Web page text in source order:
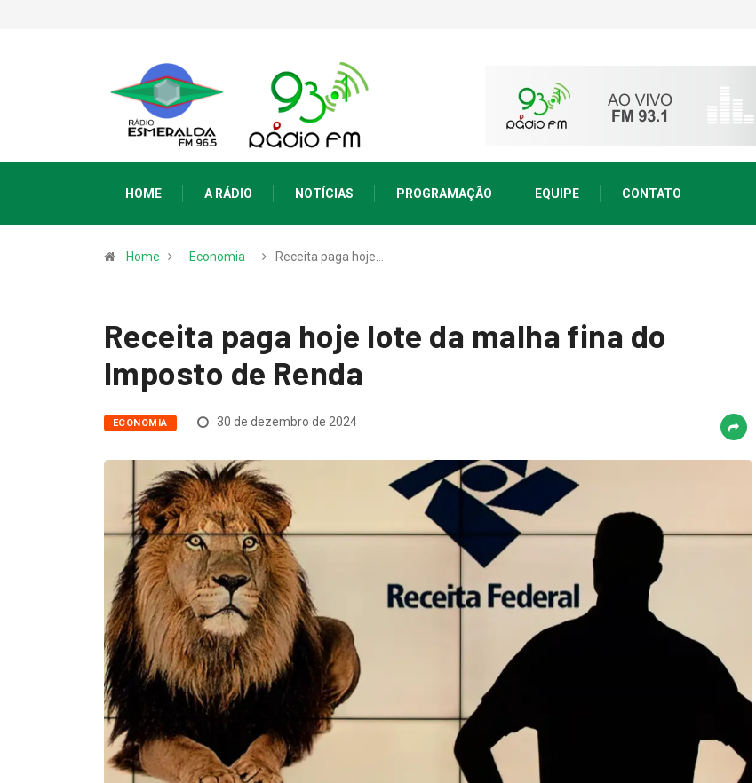
HOME A RÁDIO NOTÍCIAS PROGRAMAÇÃO EQUIPE CONTATO
Home Economia Receita paga hoje…
Receita paga hoje lote da malha fina do
Imposto de Renda
ECONOMIA 30 de dezembro de 2024